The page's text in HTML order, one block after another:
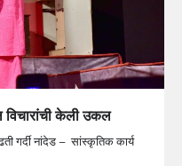
विचारांची केली उकल
गर्दी नांदेड – सांस्कृतिक कार्य